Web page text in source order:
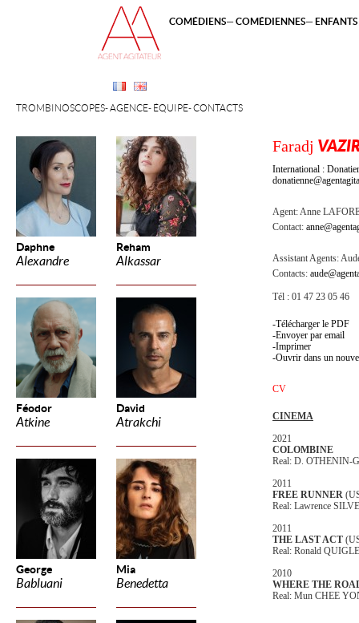
Daphne
Alexandre
Reham
Alkassar
Féodor
Atkine
David
Atrakchi
George
Babluani
Mia
Benedetta
TROMBINOSCOPES AGENCE ÉQUIPE CONTACTS
COMÉDIENS COMÉDIENNES
Faradj
International :
Agent:Anne
Contact:
Assistant Agents:
Contacts:
Tél : 01 47 23 05 46
Télécharger le PDF
Envoyer par email
Imprimer
Ouvrir dans un
CV
CINEMA
2021
COLOMBINE
Real: D. OTHENIN-
2011
FREE RUNNER
Real: Lawrence
2011
THE LAST ACT
Real: Ronald
2010
WHERE THE
Real: Mun CHEE